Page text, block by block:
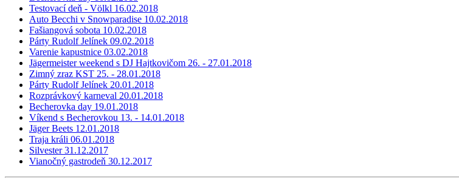
Testovací deň - Völkl 16.02.2018
Auto Becchi v Snowparadise 10.02.2018
Fašiangová sobota 10.02.2018
Párty Rudolf Jelínek 09.02.2018
Varenie kapustnice 03.02.2018
Jägermeister weekend s DJ Hajtkovičom 26. - 27.01.2018
Zimný zraz KST 25. - 28.01.2018
Párty Rudolf Jelínek 20.01.2018
Rozprávkový karneval 20.01.2018
Becherovka day 19.01.2018
Víkend s Becherovkou 13. - 14.01.2018
Jäger Beets 12.01.2018
Traja králi 06.01.2018
Silvester 31.12.2017
Vianočný gastrodeň 30.12.2017